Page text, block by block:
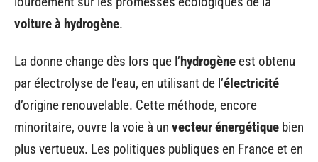
voiture à hydrogène.
La donne change dès lors que l’hydrogène est obtenu
par électrolyse de l’eau, en utilisant de l’électricité
d’origine renouvelable. Cette méthode, encore
minoritaire, ouvre la voie à un vecteur énergétique bien
plus vertueux. Les politiques publiques en France et en